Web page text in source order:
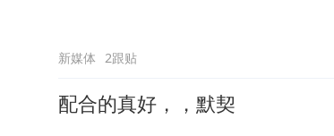
新媒体 2跟贴
配合的真好，，默契